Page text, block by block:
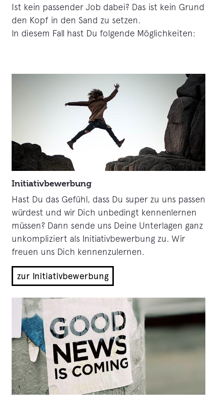
Ist kein passender Job dabei? Das ist kein Grund
den Kopf in den Sand zu setzen.
In diesem Fall hast Du folgende Möglichkeiten:
Initiativbewerbung
Hast Du das Gefühl, dass Du super zu uns passen
würdest und wir Dich unbedingt kennenlernen
müssen? Dann sende uns Deine Unterlagen ganz
unkompliziert als Initiativbewerbung zu. Wir
freuen uns Dich kennenzulernen.
zur Initiativbewerbung